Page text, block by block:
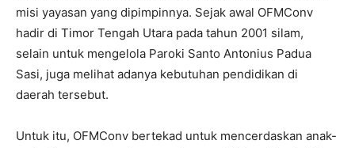
misi yayasan yang dipimpinnya. Sejak awal OFMConv
hadir di Timor Tengah Utara pada tahun 2001 silam,
selain untuk mengelola Paroki Santo Antonius Padua
Sasi, juga melihat adanya kebutuhan pendidikan di
daerah tersebut.
Untuk itu, OFMConv bertekad untuk mencerdaskan anak-